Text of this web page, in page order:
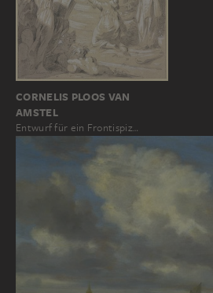
CORNELIS PLOOS VAN
AMSTEL
Entwurf für ein Frontispiz…